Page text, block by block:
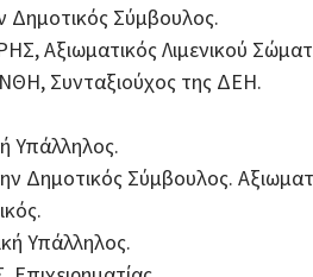
Σύμβουλος.
Λιμενικού
Συνταξιούχος της ΔΕΗ.
Υπάλληλος.
Σύμβουλος.
Υπάλληλος.